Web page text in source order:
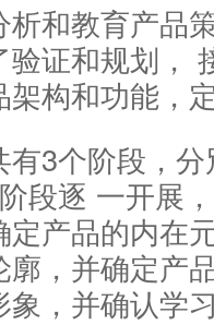
和教育产品
证和规划，
构和功能，
3个阶段，分
段逐 一开展
产品的内在
，并确定产
，并确认学